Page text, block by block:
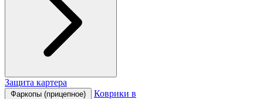
Защита картера
Фаркопы (прицепное) Коврики в